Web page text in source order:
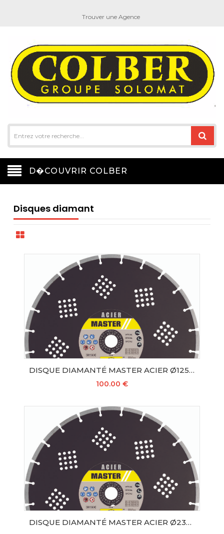
Trouver une Agence
D�COUVRIR COLBER
Disques diamant
DISQUE DIAMANTÉ MASTER ACIER Ø125 SAMEDIA
100.00 €
AJOUTER AU PANIER
DISQUE DIAMANTÉ MASTER ACIER Ø230 SAMEDIA